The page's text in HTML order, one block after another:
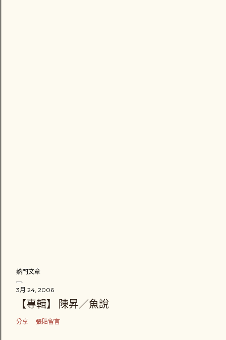
熱門文章
3月 24, 2006
【專輯】 陳昇／魚說
分享 張貼留言